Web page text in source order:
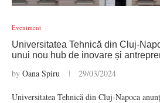
Eveniment
Universitatea Tehnică din Cluj-
unui nou hub de inovare și
by Oana Spiru 29/03/2024
Universitatea Tehnică din Cluj-Napoca